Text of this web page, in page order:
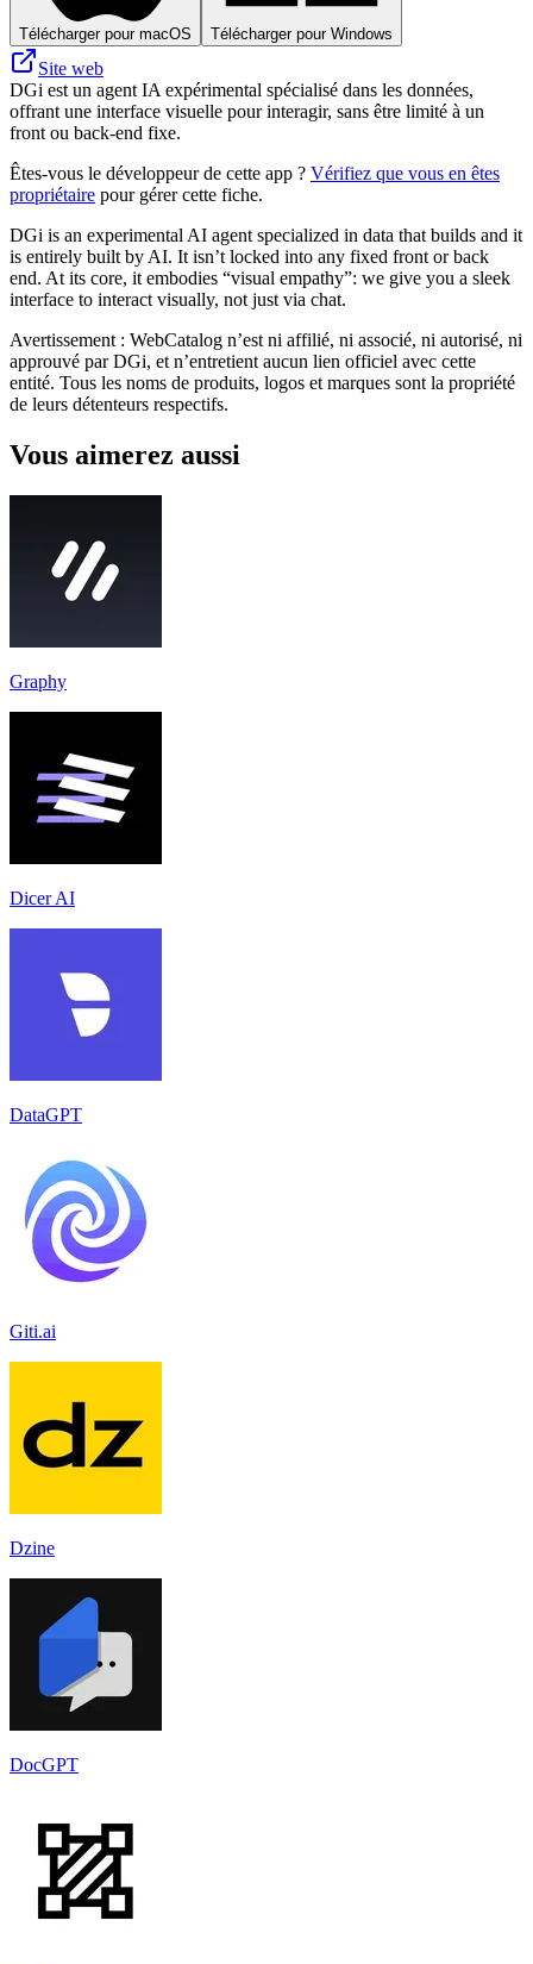
Télécharger pour macOS Télécharger pour Windows
Site web
DGi est un agent IA expérimental spécialisé dans les données,
offrant une interface visuelle pour interagir, sans être limité à un
front ou back-end fixe.
Êtes-vous le développeur de cette app ? Vérifiez que vous en êtes
propriétaire pour gérer cette fiche.
DGi is an experimental AI agent specialized in data that builds and it
is entirely built by AI. It isn’t locked into any fixed front or back
end. At its core, it embodies “visual empathy”: we give you a sleek
interface to interact visually, not just via chat.
Avertissement : WebCatalog n’est ni affilié, ni associé, ni autorisé, ni
approuvé par DGi, et n’entretient aucun lien officiel avec cette
entité. Tous les noms de produits, logos et marques sont la propriété
de leurs détenteurs respectifs.
Vous aimerez aussi
Graphy
Dicer AI
DataGPT
Giti.ai
Dzine
DocGPT